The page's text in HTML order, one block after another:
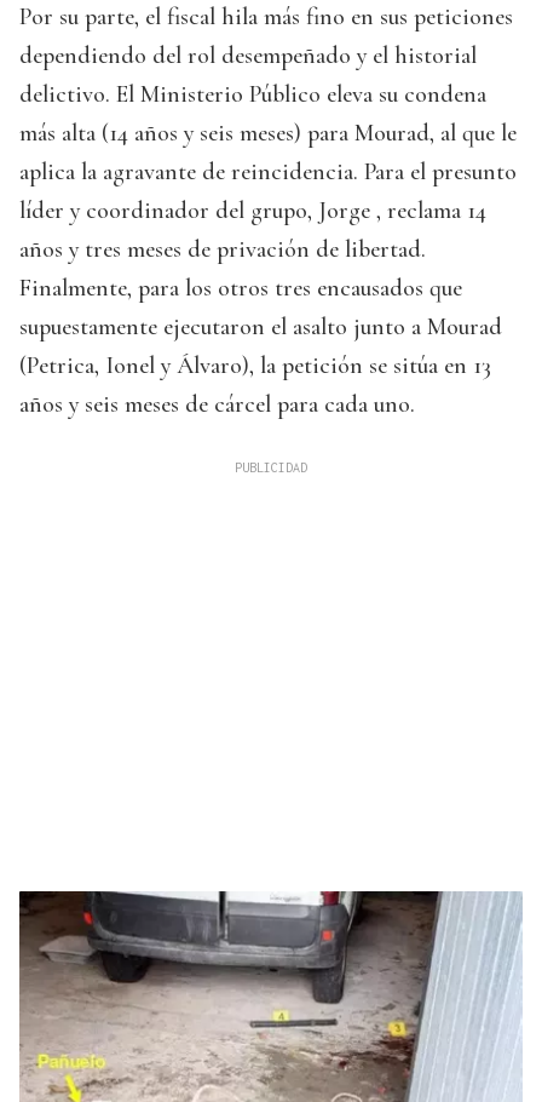
Por su parte, el fiscal hila más fino en sus peticiones
dependiendo del rol desempeñado y el historial
delictivo. El Ministerio Público eleva su condena
más alta (14 años y seis meses) para Mourad, al que le
aplica la agravante de reincidencia. Para el presunto
líder y coordinador del grupo, Jorge , reclama 14
años y tres meses de privación de libertad.
Finalmente, para los otros tres encausados que
supuestamente ejecutaron el asalto junto a Mourad
(Petrica, Ionel y Álvaro), la petición se sitúa en 13
años y seis meses de cárcel para cada uno.